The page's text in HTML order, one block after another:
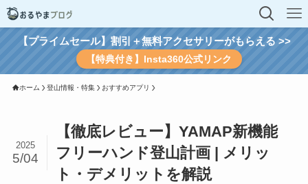
【プライムセール】割引＋無料アクセサリーがもらえる >>
【特典付き】Insta360公式リンク
ホーム 登山情報・特集 おすすめアプリ
【徹底レビュー】YAMAP新機能
フリーハンド登山計画 | メリッ
ト・デメリットを解説
2025
5/04